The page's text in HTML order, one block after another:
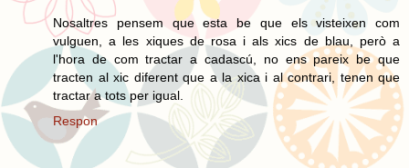
Nosaltres pensem que esta be que els visteixen com
vulguen, a les xiques de rosa i als xics de blau, però a
l'hora de com tractar a cadascú, no ens pareix be que
tracten al xic diferent que a la xica i al contrari, tenen que
tractar a tots per igual.
Respon